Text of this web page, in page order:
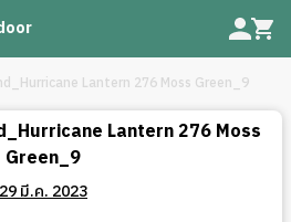
Lantern 276 Moss Green_9
Lantern 276 Moss
Green_9
29 มี.ค. 2023